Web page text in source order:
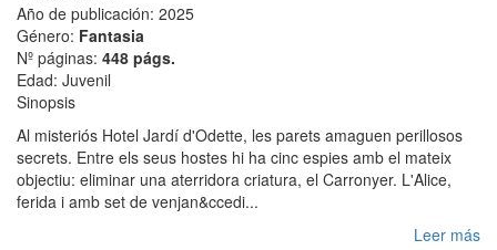
Año de publicación: 2025
Género: Fantasia
Nº páginas: 448 págs.
Edad: Juvenil
Sinopsis
Al misteriós Hotel Jardí d'Odette, les parets amaguen perillosos
secrets. Entre els seus hostes hi ha cinc espies amb el mateix
objectiu: eliminar una aterridora criatura, el Carronyer. L'Alice,
ferida i amb set de venjan&ccedi...
Leer más